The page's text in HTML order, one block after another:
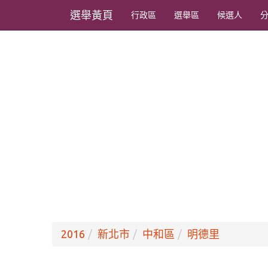
選舉黃頁 行政區 選舉區 候選人
2016 新北市 中和區 明德里